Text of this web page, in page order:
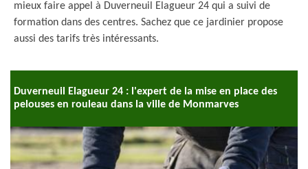
mieux faire appel à Duverneuil Elagueur 24 qui a suivi de
formation dans des centres. Sachez que ce jardinier propose
aussi des tarifs très intéressants.
Duverneuil Elagueur 24 : l'expert de la mise en place des
pelouses en rouleau dans la ville de Monmarves